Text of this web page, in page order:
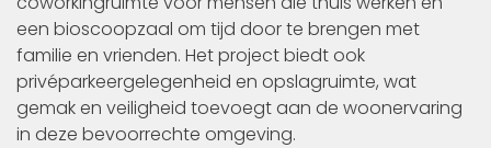
een bioscoopzaal om tijd door te brengen met
familie en vrienden. Het project biedt ook
privéparkeergelegenheid en opslagruimte, wat
gemak en veiligheid toevoegt aan de woonervaring
in deze bevoorrechte omgeving.